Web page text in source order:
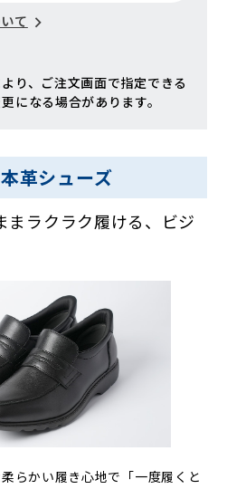
て
り、ご注文画面で指定できる
になる場合があります。
革シューズ
まラクラク履ける、ビジ
らかい履き心地で「一度履くと